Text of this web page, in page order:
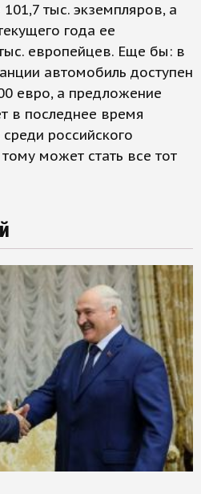
тыс. экземпляров, а
года ее
европейцев. Еще бы: в
автомобиль доступен
евро, а предложение
в последнее время
российского
может стать все тот